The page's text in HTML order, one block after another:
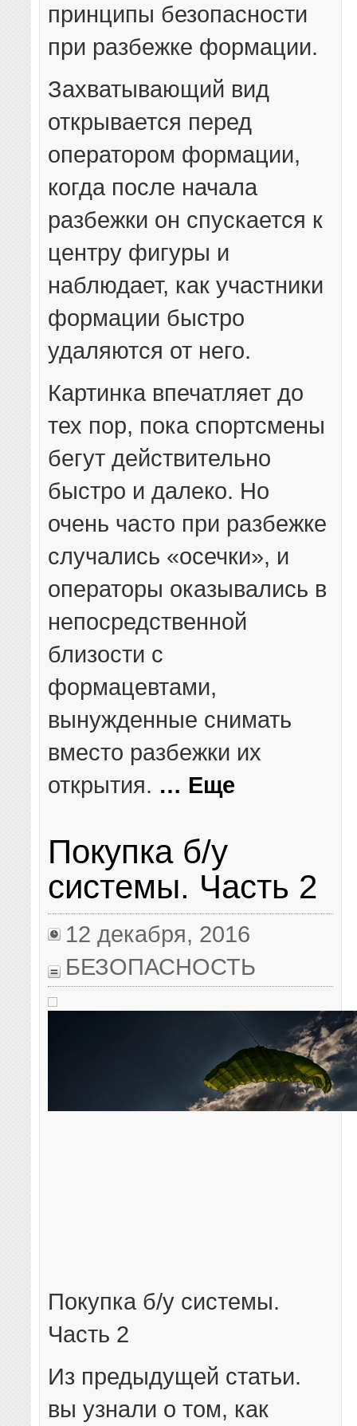
принципы безопасности
при разбежке формации.
Захватывающий вид
открывается перед
оператором формации,
когда после начала
разбежки он спускается к
центру фигуры и
наблюдает, как участники
формации быстро
удаляются от него.
Картинка впечатляет до
тех пор, пока спортсмены
бегут действительно
быстро и далеко. Но
очень часто при разбежке
случались «осечки», и
операторы оказывались в
непосредственной
близости с
формацевтами,
вынужденные снимать
вместо разбежки их
открытия. … Еще
Покупка б/у
системы. Часть 2
12 декабря, 2016
БЕЗОПАСНОСТЬ
Покупка б/у системы.
Часть 2
Из предыдущей статьи.
вы узнали о том, как